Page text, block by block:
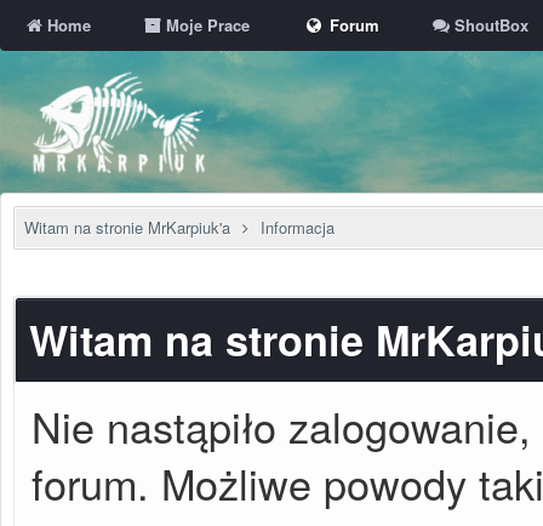
Home Moje Prace Forum ShoutBox
Witam na stronie MrKarpiuk'a Informacja
Witam na stronie
Nie nastąpiło
forum. Możliwe powody